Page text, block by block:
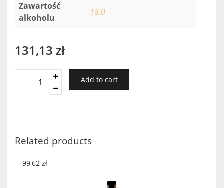
Zawartość
alkoholu
18.0
131,13 zł
Chokito
Add to cart
Related products
99,62 zł